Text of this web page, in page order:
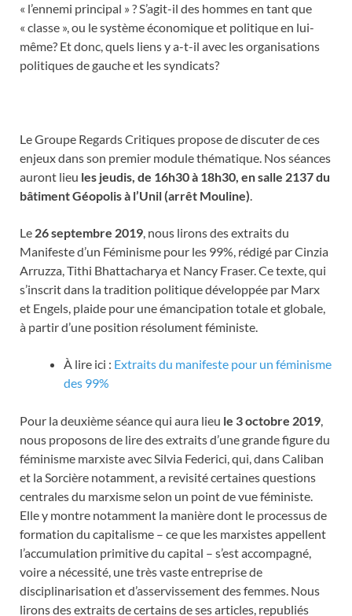
« l’ennemi principal » ? S’agit-il des hommes en tant que
« classe », ou le système économique et politique en lui-
même? Et donc, quels liens y a-t-il avec les organisations
politiques de gauche et les syndicats?
Le Groupe Regards Critiques propose de discuter de ces
enjeux dans son premier module thématique. Nos séances
auront lieu les jeudis, de 16h30 à 18h30, en salle 2137 du
bâtiment Géopolis à l’Unil (arrêt Mouline).
Le 26 septembre 2019, nous lirons des extraits du
Manifeste d’un Féminisme pour les 99%, rédigé par Cinzia
Arruzza, Tithi Bhattacharya et Nancy Fraser. Ce texte, qui
s’inscrit dans la tradition politique développée par Marx
et Engels, plaide pour une émancipation totale et globale,
à partir d’une position résolument féministe.
À lire ici : Extraits du manifeste pour un féminisme
des 99%
Pour la deuxième séance qui aura lieu le 3 octobre 2019,
nous proposons de lire des extraits d’une grande figure du
féminisme marxiste avec Silvia Federici, qui, dans Caliban
et la Sorcière notamment, a revisité certaines questions
centrales du marxisme selon un point de vue féministe.
Elle y montre notamment la manière dont le processus de
formation du capitalisme – ce que les marxistes appellent
l’accumulation primitive du capital – s’est accompagné,
voire a nécessité, une très vaste entreprise de
disciplinarisation et d’asservissement des femmes. Nous
lirons des extraits de certains de ses articles, republiés